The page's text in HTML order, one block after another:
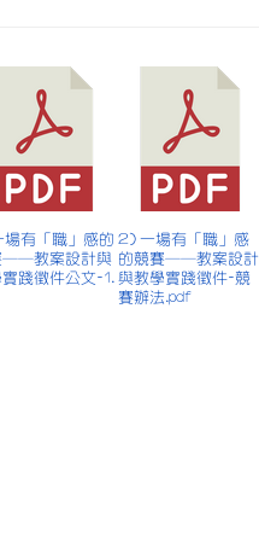
場有「職」感的
──教案設計與
實踐徵件公文-1.
2) 一場有「職」感
的競賽──教案設計
與教學實踐徵件-競
賽辦法.pdf